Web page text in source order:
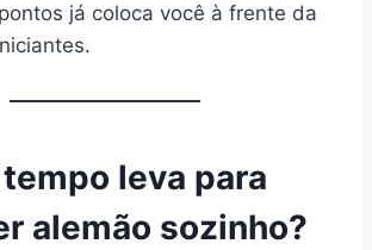
já coloca você à frente da
leva para
alemão sozinho?